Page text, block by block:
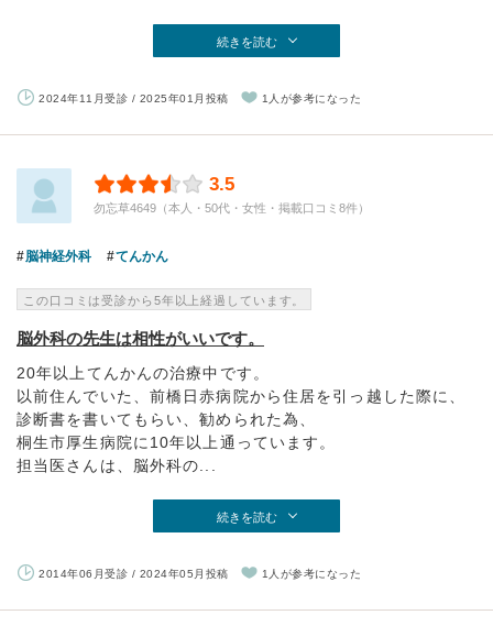
続きを読む
2024年11月受診 / 2025年01月投稿 1人が参考になった
3.5
勿忘草4649（本人・50代・女性・掲載口コミ8件）
脳神経外科 てんかん
この口コミは受診から5年以上経過しています。
脳外科の先生は相性がいいです。
20年以上てんかんの治療中です。
以前住んでいた、前橋日赤病院から住居を引っ越した際に、
診断書を書いてもらい、勧められた為、
桐生市厚生病院に10年以上通っています。
担当医さんは、脳外科の...
続きを読む
2014年06月受診 / 2024年05月投稿 1人が参考になった